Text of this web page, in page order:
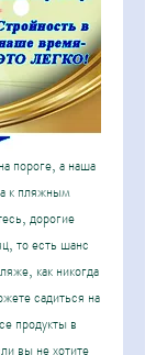
пороге, а наша
к пляжным
дорогие
то есть шанс
как никогда
садиться на
продукты в
вы не хотите